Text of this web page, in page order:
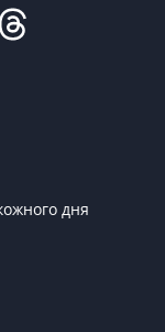
двері
двері
дня